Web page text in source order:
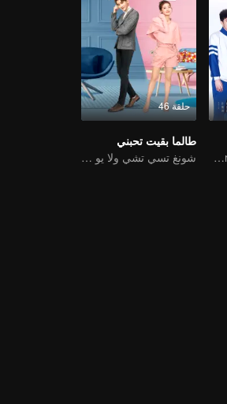
You don't understand, It's also love
حلقة 46
طالما بقيت تحبني
شونغ تسي تشي ولا يو منغ مثلا الحبيبين اللذين تعرفا بعضهما مثعلى البعض من الصغر